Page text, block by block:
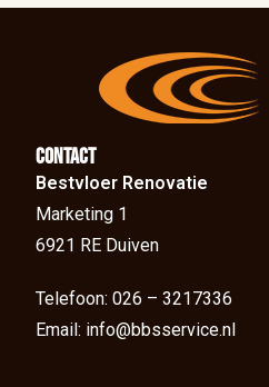
Contact
Bestvloer Renovatie
Marketing 1
6921 RE Duiven
Telefoon: 026 – 3217336
Email: info@bbsservice.nl